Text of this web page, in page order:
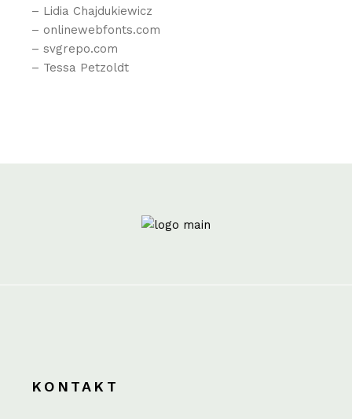
– Lidia Chajdukiewicz
– onlinewebfonts.com
– svgrepo.com
– Tessa Petzoldt
KONTAKT